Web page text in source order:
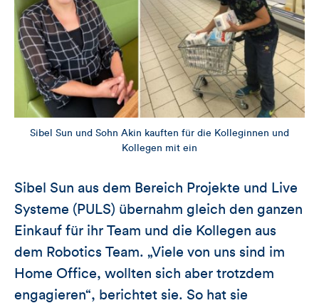
Sibel Sun und Sohn Akin kauften für die Kolleginnen und
Kollegen mit ein
Sibel Sun aus dem Bereich Projekte und Live
Systeme (PULS) übernahm gleich den ganzen
Einkauf für ihr Team und die Kollegen aus
dem Robotics Team. „Viele von uns sind im
Home Office, wollten sich aber trotzdem
engagieren“, berichtet sie. So hat sie